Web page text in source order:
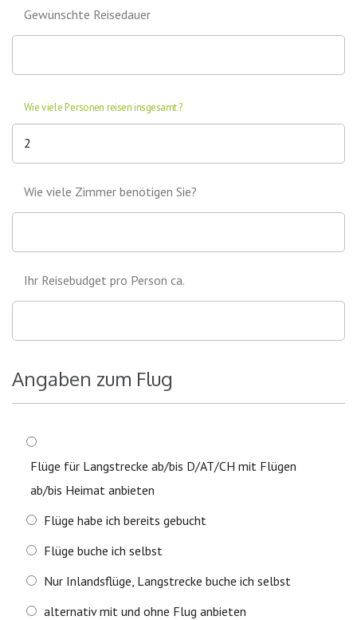
Gewünschte Reisedauer
Wie viele Personen reisen insgesamt?
Wie viele Zimmer benötigen Sie?
Ihr Reisebudget pro Person ca.
Angaben zum Flug
Flüge für Langstrecke ab/bis D/AT/CH mit Flügen
ab/bis Heimat anbieten
Flüge habe ich bereits gebucht
Flüge buche ich selbst
Nur Inlandsflüge, Langstrecke buche ich selbst
alternativ mit und ohne Flug anbieten